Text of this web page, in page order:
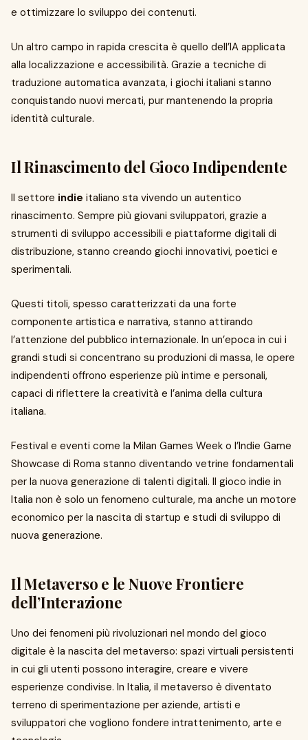
e ottimizzare lo sviluppo dei contenuti.
Un altro campo in rapida crescita è quello dell’IA applicata
alla localizzazione e accessibilità. Grazie a tecniche di
traduzione automatica avanzata, i giochi italiani stanno
conquistando nuovi mercati, pur mantenendo la propria
identità culturale.
Il Rinascimento del Gioco Indipendente
Il settore indie italiano sta vivendo un autentico
rinascimento. Sempre più giovani sviluppatori, grazie a
strumenti di sviluppo accessibili e piattaforme digitali di
distribuzione, stanno creando giochi innovativi, poetici e
sperimentali.
Questi titoli, spesso caratterizzati da una forte
componente artistica e narrativa, stanno attirando
l’attenzione del pubblico internazionale. In un’epoca in cui i
grandi studi si concentrano su produzioni di massa, le opere
indipendenti offrono esperienze più intime e personali,
capaci di riflettere la creatività e l’anima della cultura
italiana.
Festival e eventi come la Milan Games Week o l’Indie Game
Showcase di Roma stanno diventando vetrine fondamentali
per la nuova generazione di talenti digitali. Il gioco indie in
Italia non è solo un fenomeno culturale, ma anche un motore
economico per la nascita di startup e studi di sviluppo di
nuova generazione.
Il Metaverso e le Nuove Frontiere
dell’Interazione
Uno dei fenomeni più rivoluzionari nel mondo del gioco
digitale è la nascita del metaverso: spazi virtuali persistenti
in cui gli utenti possono interagire, creare e vivere
esperienze condivise. In Italia, il metaverso è diventato
terreno di sperimentazione per aziende, artisti e
sviluppatori che vogliono fondere intrattenimento, arte e